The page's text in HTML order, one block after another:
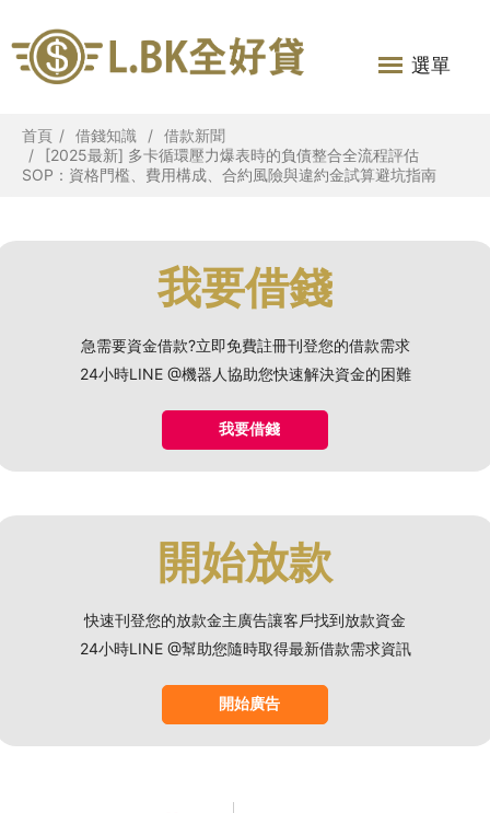
選單
首頁 借錢知識
借款新聞
[2025最新] 多卡循環壓力爆表時的負債整合全流程評估
SOP：資格門檻、費用構成、合約風險與違約金試算避坑指南
我要借錢
急需要資金借款?立即免費註冊刊登您的借款需求
24小時LINE @機器人協助您快速解決資金的困難
我要借錢
開始放款
快速刊登您的放款金主廣告讓客戶找到放款資金
24小時LINE @幫助您隨時取得最新借款需求資訊
開始廣告